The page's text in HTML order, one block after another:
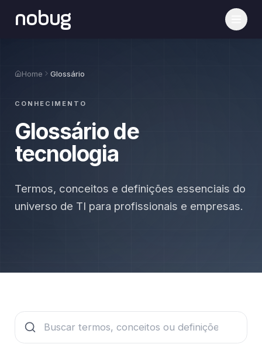
nobug
Home Glossário
CONHECIMENTO
Glossário de
tecnologia
Termos, conceitos e definições essenciais do
universo de TI para profissionais e empresas.